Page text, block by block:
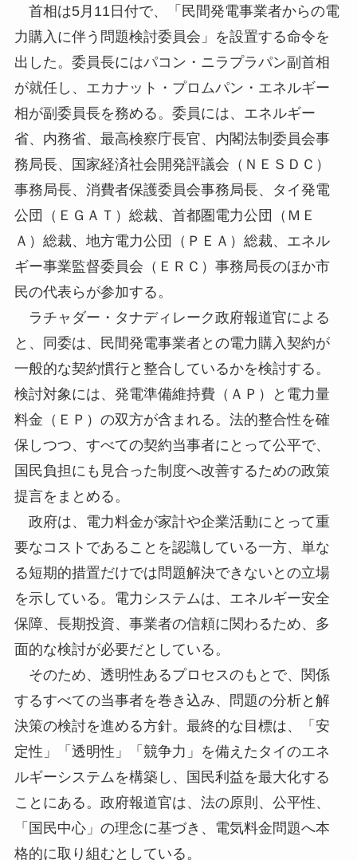
首相は5月11日付で、「民間発電事業者からの電
力購入に伴う問題検討委員会」を設置する命令を
出した。委員長にはパコン・ニラプラパン副首相
が就任し、エカナット・プロムパン・エネルギー
相が副委員長を務める。委員には、エネルギー
省、内務省、最高検察庁長官、内閣法制委員会事
務局長、国家経済社会開発評議会（ＮＥＳＤＣ）
事務局長、消費者保護委員会事務局長、タイ発電
公団（ＥＧＡＴ）総裁、首都圏電力公団（ＭＥ
Ａ）総裁、地方電力公団（ＰＥＡ）総裁、エネル
ギー事業監督委員会（ＥＲＣ）事務局長のほか市
民の代表らが参加する。
ラチャダー・タナディレーク政府報道官による
と、同委は、民間発電事業者との電力購入契約が
一般的な契約慣行と整合しているかを検討する。
検討対象には、発電準備維持費（ＡＰ）と電力量
料金（ＥＰ）の双方が含まれる。法的整合性を確
保しつつ、すべての契約当事者にとって公平で、
国民負担にも見合った制度へ改善するための政策
提言をまとめる。
政府は、電力料金が家計や企業活動にとって重
要なコストであることを認識している一方、単な
る短期的措置だけでは問題解決できないとの立場
を示している。電力システムは、エネルギー安全
保障、長期投資、事業者の信頼に関わるため、多
面的な検討が必要だとしている。
そのため、透明性あるプロセスのもとで、関係
するすべての当事者を巻き込み、問題の分析と解
決策の検討を進める方針。最終的な目標は、「安
定性」「透明性」「競争力」を備えたタイのエネ
ルギーシステムを構築し、国民利益を最大化する
ことにある。政府報道官は、法の原則、公平性、
「国民中心」の理念に基づき、電気料金問題へ本
格的に取り組むとしている。